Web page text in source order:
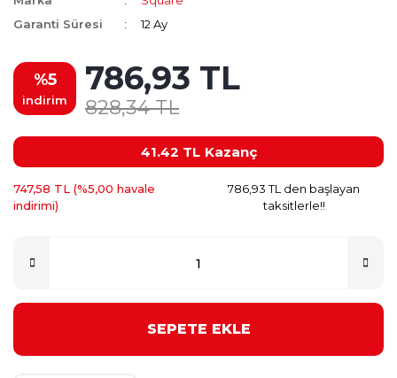
Garanti Süresi
12 Ay
%5
indirim
786,93 TL
828,34 TL
41.42 TL Kazanç
747,58 TL (%5,00 havale
indirimi)
786,93 TL den başlayan
taksitlerle!!
SEPETE EKLE